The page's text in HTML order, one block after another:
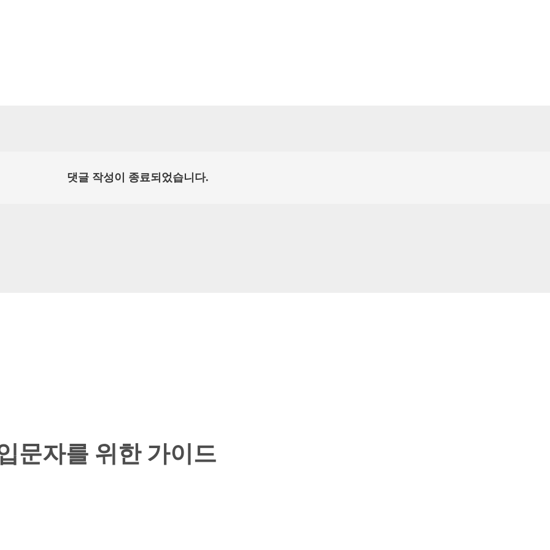
댓글 작성이 종료되었습니다.
문자를 위한 가이드